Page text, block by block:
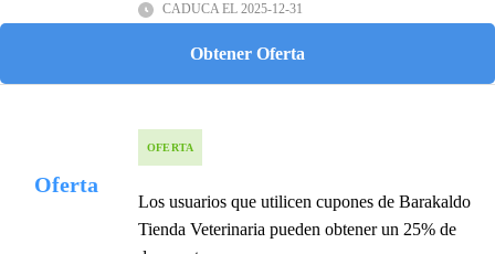
CADUCA EL 2025-12-31
Obtener Oferta
Oferta
OFERTA
Los usuarios que utilicen cupones de Barakaldo
Tienda Veterinaria pueden obtener un 25% de